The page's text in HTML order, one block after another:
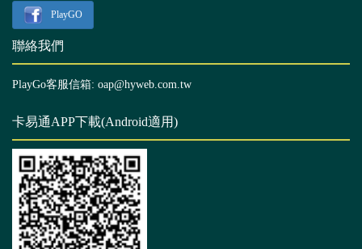
PlayGO
聯絡我們
PlayGo客服信箱: oap@hyweb.com.tw
卡易通APP下載(Android適用)